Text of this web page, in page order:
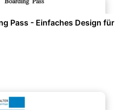
Pass - Einfaches Design für